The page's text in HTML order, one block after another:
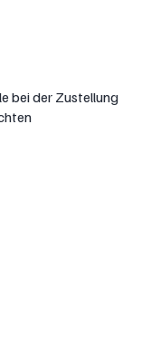
bei der Zustellung